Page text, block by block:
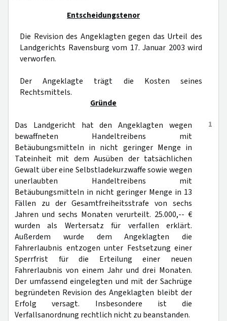
Entscheidungstenor
Die Revision des Angeklagten gegen das Urteil des
Landgerichts Ravensburg vom 17. Januar 2003 wird
verworfen.
Der Angeklagte trägt die Kosten seines
Rechtsmittels.
Gründe
1
Das Landgericht hat den Angeklagten wegen
bewaffneten Handeltreibens mit
Betäubungsmitteln in nicht geringer Menge in
Tateinheit mit dem Ausüben der tatsächlichen
Gewalt über eine Selbstladekurzwaffe sowie wegen
unerlaubten Handeltreibens mit
Betäubungsmitteln in nicht geringer Menge in 13
Fällen zu der Gesamtfreiheitsstrafe von sechs
Jahren und sechs Monaten verurteilt. 25.000,-- €
wurden als Wertersatz für verfallen erklärt.
Außerdem wurde dem Angeklagten die
Fahrerlaubnis entzogen unter Festsetzung einer
Sperrfrist für die Erteilung einer neuen
Fahrerlaubnis von einem Jahr und drei Monaten.
Der umfassend eingelegten und mit der Sachrüge
begründeten Revision des Angeklagten bleibt der
Erfolg versagt. Insbesondere ist die
Verfallsanordnung rechtlich nicht zu beanstanden.